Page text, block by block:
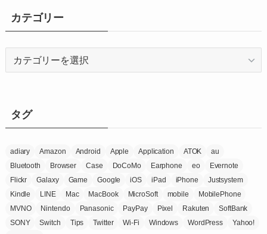
ブ
カテゴリー
ータグ
adiary Amazon Android Apple Application ATOK
au
Bluetooth
Browser Case DoCoMo Earphone eo
Evernote
Flickr
Galaxy Game Google iOS iPad iPhone
Justsystem
Kindle
LINE Mac MacBook MicroSoft mobile
MobilePhone
MVNO
Nintendo Panasonic PayPay Pixel Rakuten
SoftBank
SONY
Switch Tips Twitter Wi-Fi Windows WordPress
Yahoo!